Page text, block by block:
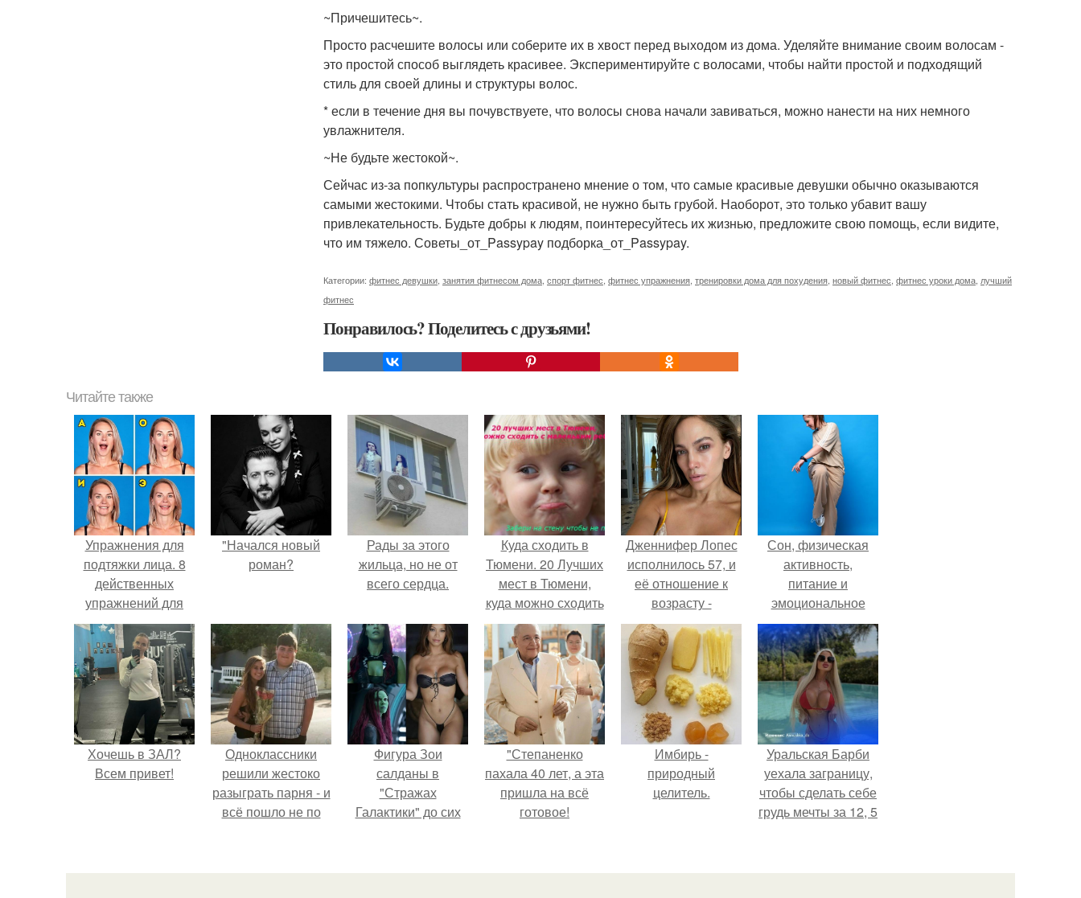
~Причешитесь~.
Просто расчешите волосы или соберите их в хвост перед выходом из дома. Уделяйте внимание своим волосам -
это простой способ выглядеть красивее. Экспериментируйте с волосами, чтобы найти простой и подходящий
стиль для своей длины и структуры волос.
* если в течение дня вы почувствуете, что волосы снова начали завиваться, можно нанести на них немного
увлажнителя.
~Не будьте жестокой~.
Сейчас из-за попкультуры распространено мнение о том, что самые красивые девушки обычно оказываются
самыми жестокими. Чтобы стать красивой, не нужно быть грубой. Наоборот, это только убавит вашу
привлекательность. Будьте добры к людям, поинтересуйтесь их жизнью, предложите свою помощь, если видите,
что им тяжело. Советы_от_Passypay подборка_от_Passypay.
Категории: фитнес девушки занятия фитнесом дома спорт фитнес фитнес упражнения тренировки дома для похудения новый фитнес фитнес уроки дома лучший
фитнес
Понравилось? Поделитесь с друзьями!
Читайте также
Упражнения для
подтяжки лица. 8
действенных
упражнений для
подтяжки овала
лица.
"Начался новый
роман?
Рады за этого
жильца, но не от
всего сердца.
Куда сходить в
Тюмени. 20 Лучших
мест в Тюмени,
куда можно сходить
с маленьким
ребенком
Дженнифер Лопес
исполнилось 57, и
её отношение к
возрасту -
настоящий
манифест
уверенности: "не
говорите, что я
отлично выгляжу
для 57.
Сон, физическая
активность,
питание и
эмоциональное
состояние!
Хочешь в ЗАЛ?
Всем привет!
Одноклассники
решили жестоко
разыграть парня - и
всё пошло не по
Фигура Зои
салданы в
"Стражах
Галактики" до сих
"Степаненко
пахала 40 лет, а эта
пришла на всё
готовое!
Имбирь -
природный
целитель.
Уральская Барби
уехала заграницу,
чтобы сделать себе
грудь мечты за 12, 5